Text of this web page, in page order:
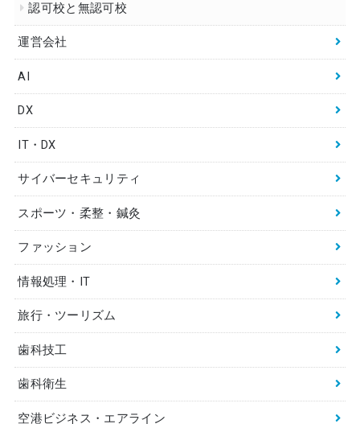
認可校と無認可校
運営会社
AI
DX
IT・DX
サイバーセキュリティ
スポーツ・柔整・鍼灸
ファッション
情報処理・IT
旅行・ツーリズム
歯科技工
歯科衛生
空港ビジネス・エアライン